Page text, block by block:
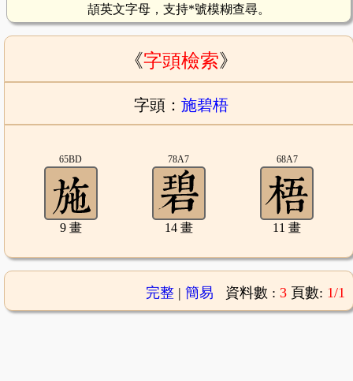
頡英文字母，支持*號模糊查尋。
《字頭檢索》
字頭： 施碧梧
65BD
9 畫
78A7
14 畫
68A7
11 畫
完整| 簡易 資料數 : 3 頁數: 1/1